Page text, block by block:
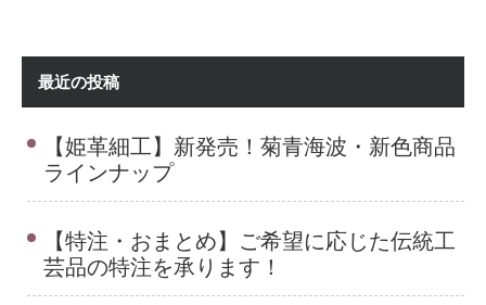
最近の投稿
【姫革細工】新発売！菊青海波・新色商品
ラインナップ
【特注・おまとめ】ご希望に応じた伝統工
芸品の特注を承ります！